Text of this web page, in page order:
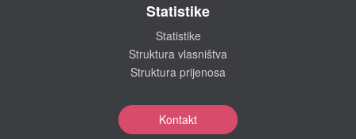
Statistike
Statistike
Struktura vlasništva
Struktura prijenosa
Kontakt